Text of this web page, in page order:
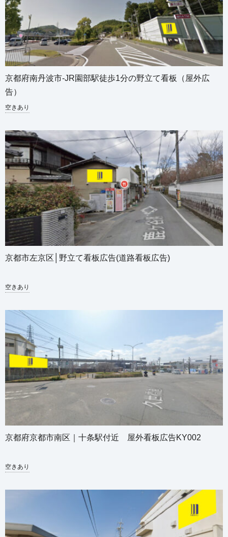
京都府南丹波市-JR園部駅徒歩1分の野立て看板（屋外広
告）
空きあり
京都市左京区│野立て看板広告(道路看板広告)
空きあり
京都府京都市南区｜十条駅付近 屋外看板広告KY002
空きあり